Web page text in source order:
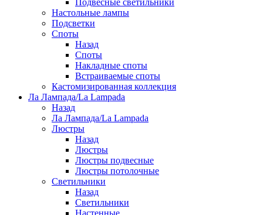
Подвесные светильники
Настольные лампы
Подсветки
Споты
Назад
Споты
Накладные споты
Встраиваемые споты
Кастомизированная коллекция
Ла Лампада/La Lampada
Назад
Ла Лампада/La Lampada
Люстры
Назад
Люстры
Люстры подвесные
Люстры потолочные
Светильники
Назад
Светильники
Настенные